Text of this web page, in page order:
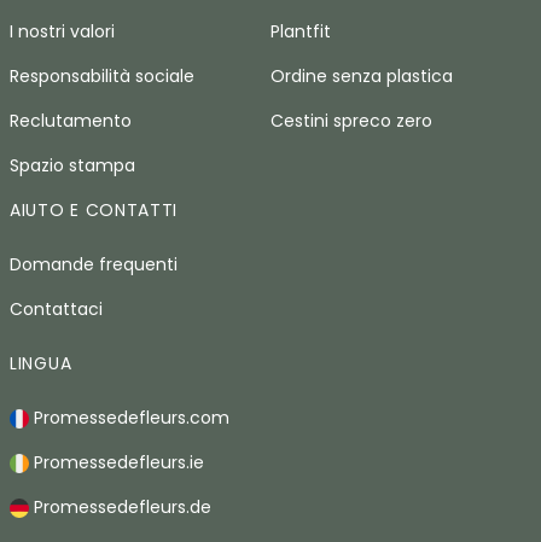
I nostri valori
Responsabilità sociale
Reclutamento
Spazio stampa
Plantfit
Ordine senza plastica
Cestini spreco zero
AIUTO E CONTATTI
Domande frequenti
Contattaci
LINGUA
Promessedefleurs.com
Promessedefleurs.ie
Promessedefleurs.de